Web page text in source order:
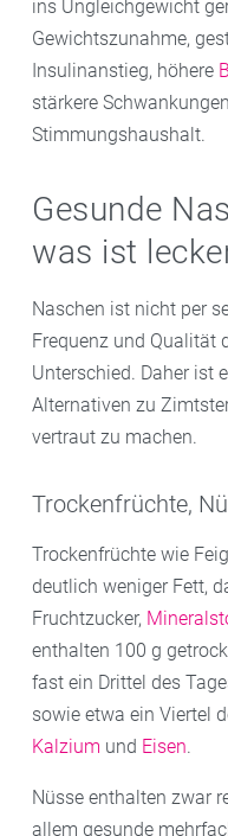
ins Ungleichgewicht
Gewichtszunahme,
Insulinanstieg, höhere
stärkere
Stimmungshaushalt.
Gesunde
was ist
Naschen ist nicht per
Frequenz und Qualität
Unterschied. Daher ist
Alternativen zu
vertraut zu machen.
Trockenfrüchte,
Trockenfrüchte wie
deutlich weniger Fett,
Fruchtzucker,
enthalten 100 g
fast ein Drittel des
sowie etwa ein Viertel
Kalzium und Eisen.
Nüsse enthalten zwar
allem gesunde